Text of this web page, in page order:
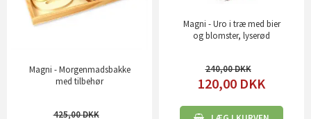
Magni - Morgenmadsbakke
med tilbehør
425,00
Magni - Uro i træ med bier
og blomster, lyserød
240,00
120,00 DKK